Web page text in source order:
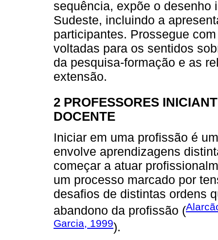
sequência, expõe o desenho
Sudeste, incluindo a
participantes. Prossegue
voltadas para os sentidos
da pesquisa-formação e as
extensão.
2 PROFESSORES
DOCENTE
Iniciar em uma profissão é
envolve aprendizagens
começar a atuar
um processo marcado por
desafios de distintas ordens
abandono da profissão (
Garcia, 1999).